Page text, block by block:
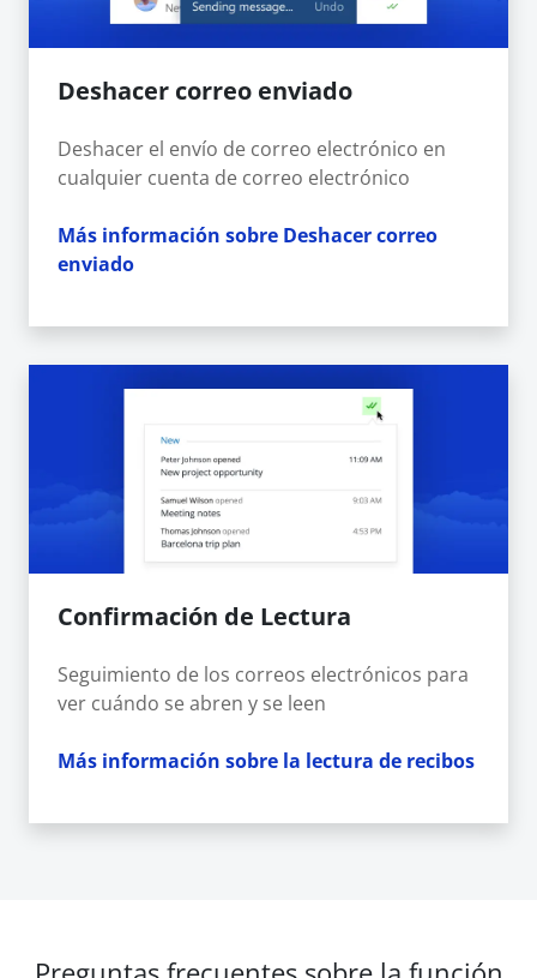
Deshacer correo enviado
Deshacer el envío de correo electrónico en
cualquier cuenta de correo electrónico
Más información sobre Deshacer correo
enviado
Confirmación de Lectura
Seguimiento de los correos electrónicos para
ver cuándo se abren y se leen
Más información sobre la lectura de recibos